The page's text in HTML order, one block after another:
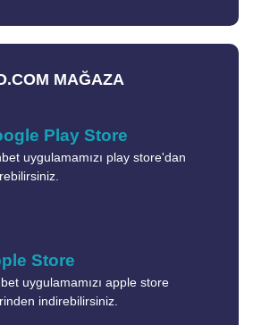
MAĞAZA
Play Store
uygulamamızı play store'dan
Store
uygulamamızı apple store
indirebilirsiniz.